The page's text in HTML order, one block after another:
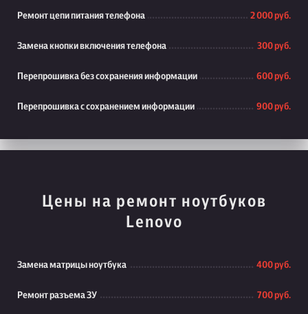
Ремонт цепи питания телефона 2 000 руб.
Замена кнопки включения телефона 300 руб.
Перепрошивка без сохранения информации 600 руб.
Перепрошивка с сохранением информации 900 руб.
Цены на ремонт ноутбуков
Lenovo
Замена матрицы ноутбука 400 руб.
Ремонт разъема ЗУ 700 руб.